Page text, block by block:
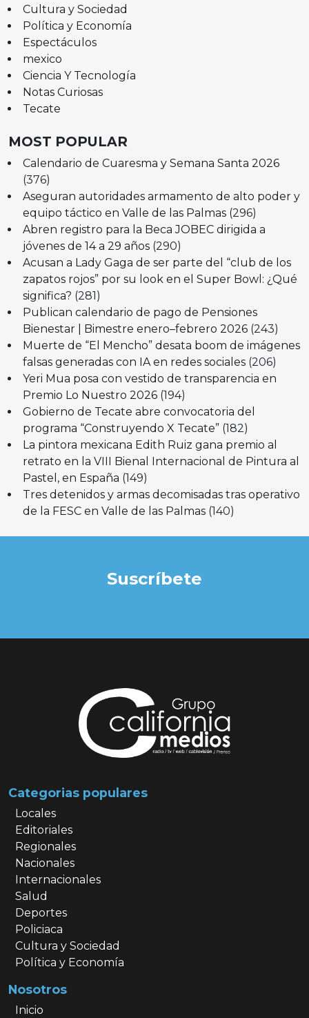
Cultura y Sociedad
Política y Economía
Espectáculos
mexico
Ciencia Y Tecnología
Notas Curiosas
Tecate
MOST POPULAR
Calendario de Cuaresma y Semana Santa 2026
(376)
Aseguran autoridades armamento de alto poder y
equipo táctico en Valle de las Palmas (296)
Abren registro para la Beca JOBEC dirigida a
jóvenes de 14 a 29 años (290)
Acusan a Lady Gaga de ser parte del “club de los
zapatos rojos” por su look en el Super Bowl: ¿Qué
significa? (281)
Publican calendario de pago de Pensiones
Bienestar | Bimestre enero–febrero 2026 (243)
Muerte de “El Mencho” desata boom de imágenes
falsas generadas con IA en redes sociales (206)
Yeri Mua posa con vestido de transparencia en
Premio Lo Nuestro 2026 (194)
Gobierno de Tecate abre convocatoria del
programa “Construyendo X Tecate” (182)
La pintora mexicana Edith Ruiz gana premio al
retrato en la VIII Bienal Internacional de Pintura al
Pastel, en España (149)
Tres detenidos y armas decomisadas tras operativo
de la FESC en Valle de las Palmas (140)
Suscríbete
Categorias populares
Locales
Editoriales
Regionales
Nacionales
Internacionales
Salud
Deportes
Policiaca
Cultura y Sociedad
Política y Economía
Nosotros
Inicio